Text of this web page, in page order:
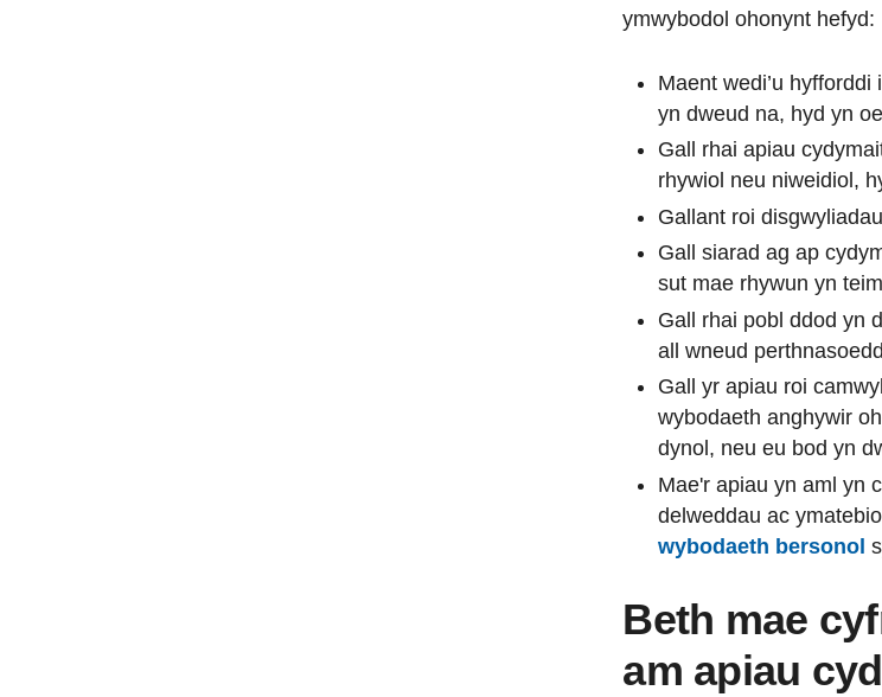
ymwybodol ohonynt hefyd:
Maent wedi’u
yn dweud na, hyd yn
Gall rhai apiau
rhywiol neu niweidiol,
Gallant roi
Gall siarad ag ap
sut mae rhywun yn
Gall rhai pobl ddod yn
all wneud
Gall yr apiau roi
wybodaeth anghywir
dynol, neu eu bod yn
Mae'r apiau yn aml yn
delweddau ac
wybodaeth bersonol
Beth mae
am apiau